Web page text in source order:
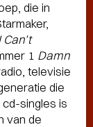
die in
Can’t
1 Damn
televisie
die
singles is
van de